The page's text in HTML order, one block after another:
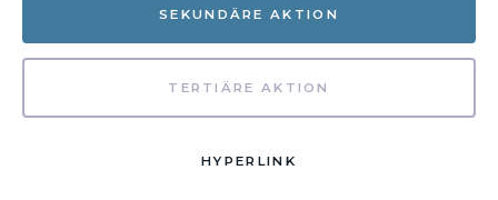
SEKUNDÄRE AKTION
TERTIÄRE AKTION
HYPERLINK